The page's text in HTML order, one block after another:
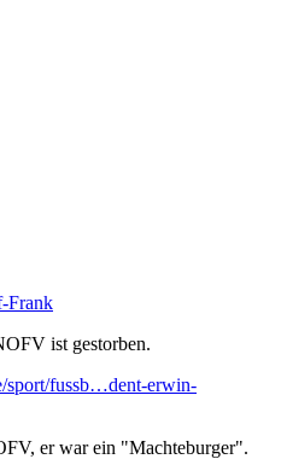
Frank
ist gestorben.
sport/fussb…dent-erwin-
er war ein "Machteburger".